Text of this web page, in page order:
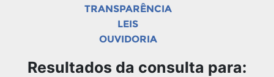
TRANSPARÊNCIA
LEIS
OUVIDORIA
Resultados da consulta para: